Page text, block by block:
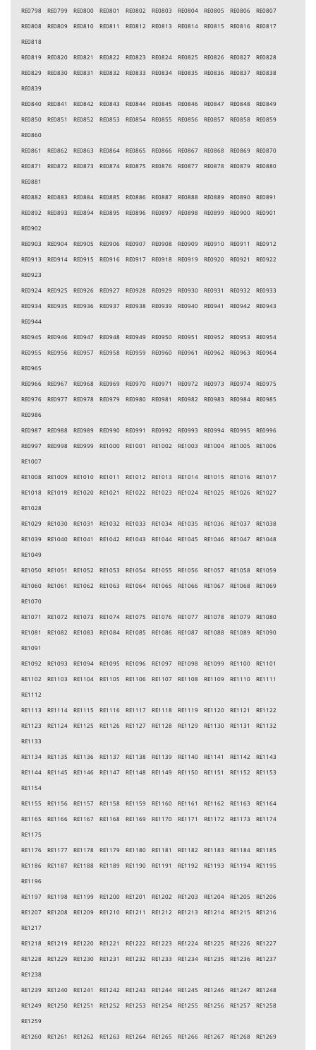
RE0798 RE0799 RE0800 RE0801 RE0802 RE0803 RE0804 RE0805 RE0806 RE0807
RE0808 RE0809 RE0810 RE0811 RE0812 RE0813 RE0814 RE0815 RE0816 RE0817
RE0818
RE0819 RE0820 RE0821 RE0822 RE0823 RE0824 RE0825 RE0826 RE0827 RE0828
RE0829 RE0830 RE0831 RE0832 RE0833 RE0834 RE0835 RE0836 RE0837 RE0838
RE0839
RE0840 RE0841 RE0842 RE0843 RE0844 RE0845 RE0846 RE0847 RE0848 RE0849
RE0850 RE0851 RE0852 RE0853 RE0854 RE0855 RE0856 RE0857 RE0858 RE0859
RE0860
RE0861 RE0862 RE0863 RE0864 RE0865 RE0866 RE0867 RE0868 RE0869 RE0870
RE0871 RE0872 RE0873 RE0874 RE0875 RE0876 RE0877 RE0878 RE0879 RE0880
RE0881
RE0882 RE0883 RE0884 RE0885 RE0886 RE0887 RE0888 RE0889 RE0890 RE0891
RE0892 RE0893 RE0894 RE0895 RE0896 RE0897 RE0898 RE0899 RE0900 RE0901
RE0902
RE0903 RE0904 RE0905 RE0906 RE0907 RE0908 RE0909 RE0910 RE0911 RE0912
RE0913 RE0914 RE0915 RE0916 RE0917 RE0918 RE0919 RE0920 RE0921 RE0922
RE0923
RE0924 RE0925 RE0926 RE0927 RE0928 RE0929 RE0930 RE0931 RE0932 RE0933
RE0934 RE0935 RE0936 RE0937 RE0938 RE0939 RE0940 RE0941 RE0942 RE0943
RE0944
RE0945 RE0946 RE0947 RE0948 RE0949 RE0950 RE0951 RE0952 RE0953 RE0954
RE0955 RE0956 RE0957 RE0958 RE0959 RE0960 RE0961 RE0962 RE0963 RE0964
RE0965
RE0966 RE0967 RE0968 RE0969 RE0970 RE0971 RE0972 RE0973 RE0974 RE0975
RE0976 RE0977 RE0978 RE0979 RE0980 RE0981 RE0982 RE0983 RE0984 RE0985
RE0986
RE0987 RE0988 RE0989 RE0990 RE0991 RE0992 RE0993 RE0994 RE0995 RE0996
RE0997 RE0998 RE0999 RE1000 RE1001 RE1002 RE1003 RE1004 RE1005 RE1006
RE1007
RE1008 RE1009 RE1010 RE1011 RE1012 RE1013 RE1014 RE1015 RE1016 RE1017
RE1018 RE1019 RE1020 RE1021 RE1022 RE1023 RE1024 RE1025 RE1026 RE1027
RE1028
RE1029 RE1030 RE1031 RE1032 RE1033 RE1034 RE1035 RE1036 RE1037 RE1038
RE1039 RE1040 RE1041 RE1042 RE1043 RE1044 RE1045 RE1046 RE1047 RE1048
RE1049
RE1050 RE1051 RE1052 RE1053 RE1054 RE1055 RE1056 RE1057 RE1058 RE1059
RE1060 RE1061 RE1062 RE1063 RE1064 RE1065 RE1066 RE1067 RE1068 RE1069
RE1070
RE1071 RE1072 RE1073 RE1074 RE1075 RE1076 RE1077 RE1078 RE1079 RE1080
RE1081 RE1082 RE1083 RE1084 RE1085 RE1086 RE1087 RE1088 RE1089 RE1090
RE1091
RE1092 RE1093 RE1094 RE1095 RE1096 RE1097 RE1098 RE1099 RE1100 RE1101
RE1102 RE1103 RE1104 RE1105 RE1106 RE1107 RE1108 RE1109 RE1110 RE1111
RE1112
RE1113 RE1114 RE1115 RE1116 RE1117 RE1118 RE1119 RE1120 RE1121 RE1122
RE1123 RE1124 RE1125 RE1126 RE1127 RE1128 RE1129 RE1130 RE1131 RE1132
RE1133
RE1134 RE1135 RE1136 RE1137 RE1138 RE1139 RE1140 RE1141 RE1142 RE1143
RE1144 RE1145 RE1146 RE1147 RE1148 RE1149 RE1150 RE1151 RE1152 RE1153
RE1154
RE1155 RE1156 RE1157 RE1158 RE1159 RE1160 RE1161 RE1162 RE1163 RE1164
RE1165 RE1166 RE1167 RE1168 RE1169 RE1170 RE1171 RE1172 RE1173 RE1174
RE1175
RE1176 RE1177 RE1178 RE1179 RE1180 RE1181 RE1182 RE1183 RE1184 RE1185
RE1186 RE1187 RE1188 RE1189 RE1190 RE1191 RE1192 RE1193 RE1194 RE1195
RE1196
RE1197 RE1198 RE1199 RE1200 RE1201 RE1202 RE1203 RE1204 RE1205 RE1206
RE1207 RE1208 RE1209 RE1210 RE1211 RE1212 RE1213 RE1214 RE1215 RE1216
RE1217
RE1218 RE1219 RE1220 RE1221 RE1222 RE1223 RE1224 RE1225 RE1226 RE1227
RE1228 RE1229 RE1230 RE1231 RE1232 RE1233 RE1234 RE1235 RE1236 RE1237
RE1238
RE1239 RE1240 RE1241 RE1242 RE1243 RE1244 RE1245 RE1246 RE1247 RE1248
RE1249 RE1250 RE1251 RE1252 RE1253 RE1254 RE1255 RE1256 RE1257 RE1258
RE1259
RE1260 RE1261 RE1262 RE1263 RE1264 RE1265 RE1266 RE1267 RE1268 RE1269